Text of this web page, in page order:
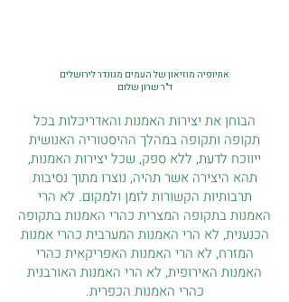
אתיופיה מוזיאון של העמים מגונדר לירושלים
ד"ר שרון שלום
הבוחן את יצירות האמנות והאדריכלות בכל
תקופה ותקופה במהלך ההיסטוריה האנושית
ייווכח לדעת, ללא ספק, שכל יצירות האמנות,
תהא היצירה אשר תהיה, נוצרו מתוך נסיבות
תרבותיות הקשורות לזמן ולמקום. לא הרי
האמנות בתקופה המצרית כהרי האמנות בתקופה
הכנענית, לא הרי האמנות המערבית כהרי אמנות
המזרח, לא הרי האמנות האפריקאית כהרי
האמנות האירופית, לא הרי האמנות האורבנית
כהרי האמנות הכפרית.